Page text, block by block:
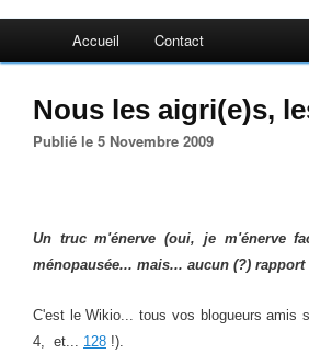
Accueil Contact
Nous les aigri(e)s,
Publié le 5 Novembre 2009
Un truc m'énerve (oui, je m'énerve
ménopausée... mais... aucun (?)
C'est le Wikio... tous vos blogueurs amis
4, et... 128 !).